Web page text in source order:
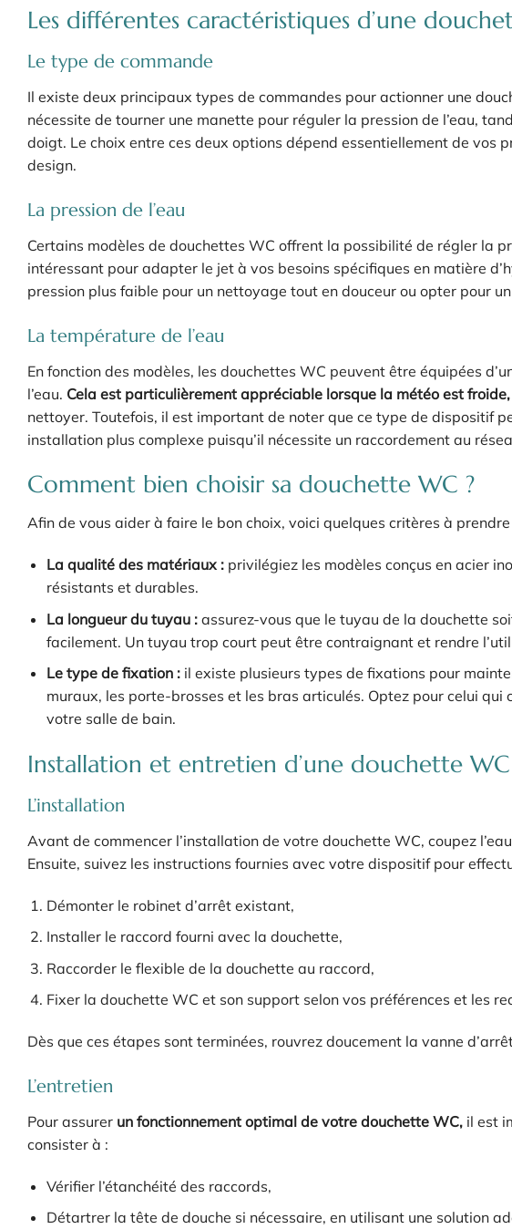
Les différentes caractéristiques d’une
Le type de commande
Il existe deux principaux types de commandes pour actionner une
nécessite de tourner une manette pour réguler la pression de l’eau,
doigt. Le choix entre ces deux options dépend essentiellement de vos
design.
La pression de l’eau
Certains modèles de douchettes WC offrent la possibilité de régler la
intéressant pour adapter le jet à vos besoins spécifiques en matière
pression plus faible pour un nettoyage tout en douceur ou opter pour
La température de l’eau
En fonction des modèles, les douchettes WC peuvent être équipées
l’eau. Cela est particulièrement appréciable lorsque la météo est froide,
nettoyer. Toutefois, il est important de noter que ce type de dispositif
installation plus complexe puisqu’il nécessite un raccordement au
Comment bien choisir sa douchette WC ?
Afin de vous aider à faire le bon choix, voici quelques critères à
La qualité des matériaux :privilégiez les modèles conçus en acier
résistants et durables.
La longueur du tuyau :assurez-vous que le tuyau de la douchette
facilement. Un tuyau trop court peut être contraignant et rendre
Le type de fixation :il existe plusieurs types de fixations pour
muraux, les porte-brosses et les bras articulés. Optez pour celui
votre salle de bain.
Installation et entretien d’une douchette WC
L’installation
Avant de commencer l’installation de votre douchette WC, coupez
Ensuite, suivez les instructions fournies avec votre dispositif pour
Démonter le robinet d’arrêt existant,
Installer le raccord fourni avec la douchette,
Raccorder le flexible de la douchette au raccord,
Fixer la douchette WC et son support selon vos préférences et les
Dès que ces étapes sont terminées, rouvrez doucement la vanne
L’entretien
Pour assurer un fonctionnement optimal de votre douchette WC, il est
consister à :
Vérifier l’étanchéité des raccords,
Détartrer la tête de douche si nécessaire, en utilisant une solution